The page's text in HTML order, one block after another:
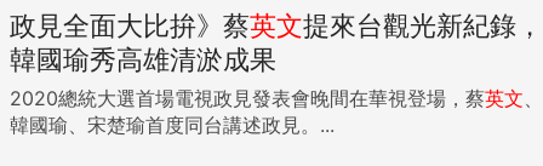
政見全面大比拚》蔡英文提來台觀光新紀錄，
韓國瑜秀高雄清淤成果
2020總統大選首場電視政見發表會晚間在華視登場，蔡英文
韓國瑜、宋楚瑜首度同台講述政見。...